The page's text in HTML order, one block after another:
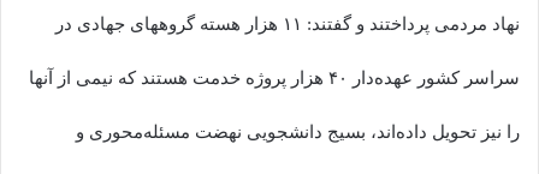
نهاد مردمی پرداختند و گفتند: ۱۱ هزار هسته گروههای جهادی در
سراسر کشور عهده‌دار ۴۰ هزار پروژه خدمت‌ هستند که نیمی از آنها
را نیز تحویل داده‌اند، بسیج دانشجویی نهضت مسئله‌محوری و